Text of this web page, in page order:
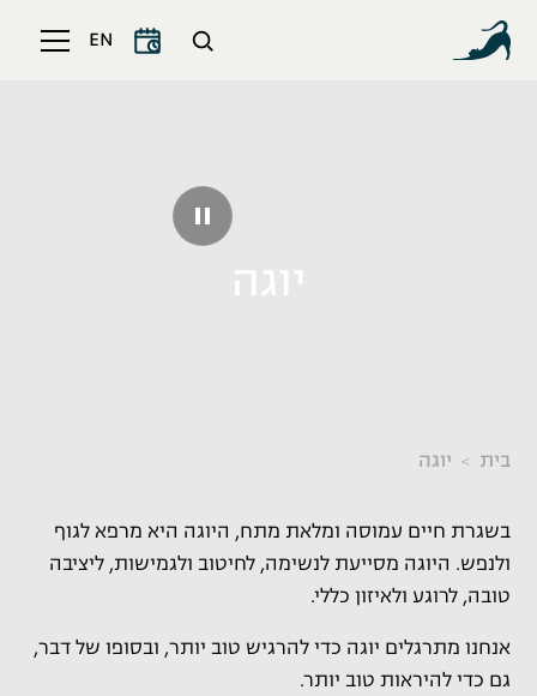
EN
בית יוגה
בשגרת חיים עמוסה ומלאת מתח, היוגה היא מרפא לגוף
ולנפש. היוגה מסייעת לנשימה, לחיטוב ולגמישות, ליציבה
טובה, לרוגע ולאיזון כללי.
אנחנו מתרגלים יוגה כדי להרגיש טוב יותר, ובסופו של דבר,
גם כדי להיראות טוב יותר.